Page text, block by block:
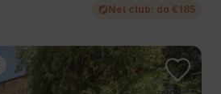
Nel club: da €185